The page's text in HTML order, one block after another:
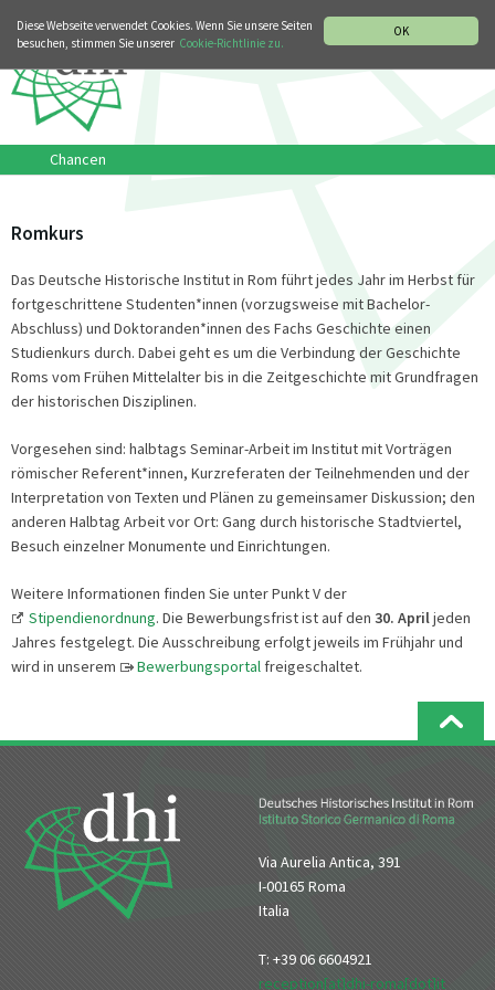
OK
Diese Webseite verwendet Cookies. Wenn Sie unsere Seiten
besuchen, stimmen Sie unserer Cookie-Richtlinie zu.
Chancen
Romkurs
Das Deutsche Historische Institut in Rom führt jedes Jahr im Herbst für
fortgeschrittene Studenten*innen (vorzugsweise mit Bachelor-
Abschluss) und Doktoranden*innen des Fachs Geschichte einen
Studienkurs durch. Dabei geht es um die Verbindung der Geschichte
Roms vom Frühen Mittelalter bis in die Zeitgeschichte mit Grundfragen
der historischen Disziplinen.
Vorgesehen sind: halbtags Seminar-Arbeit im Institut mit Vorträgen
römischer Referent*innen, Kurzreferaten der Teilnehmenden und der
Interpretation von Texten und Plänen zu gemeinsamer Diskussion; den
anderen Halbtag Arbeit vor Ort: Gang durch historische Stadtviertel,
Besuch einzelner Monumente und Einrichtungen.
Weitere Informationen finden Sie unter Punkt V der
Stipendienordnung. Die Bewerbungsfrist ist auf den 30. Apriljeden
Jahres festgelegt. Die Ausschreibung erfolgt jeweils im Frühjahr und
wird in unserem
Bewerbungsportal freigeschaltet.
Via Aurelia Antica, 391
I-00165 Roma
Italia
T: +39 06 6604921
reception[at]dhi-roma[dot]it